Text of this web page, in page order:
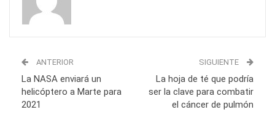
ANTERIOR
La NASA enviará un
helicóptero a Marte para
2021
SIGUIENTE
La hoja de té que podría
ser la clave para combatir
el cáncer de pulmón